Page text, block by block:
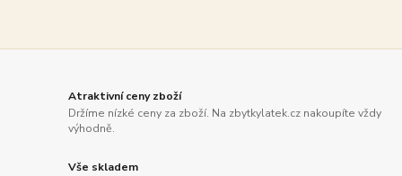
Atraktivní ceny zboží
Držíme nízké ceny za zboží. Na zbytkylatek.cz nakoupíte vždy
výhodně.
Vše skladem